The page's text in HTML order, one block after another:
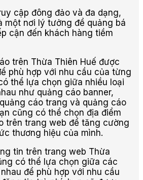
cập đông đảo và đa dạng,
một nơi lý tưởng để quảng bá
cận đến khách hàng tiềm
trên Thừa Thiên Huế được
phù hợp với nhu cầu của từng
thể lựa chọn giữa nhiều loại
như quảng cáo banner,
cáo trang và quảng cáo
cũng có thể chọn địa điểm
trên trang web để tăng cường
thương hiệu của mình.
tin trên trang web Thừa
có thể lựa chọn giữa các
để phù hợp với nhu cầu